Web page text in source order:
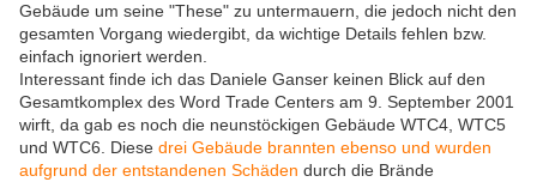
Gebäude um seine "These" zu untermauern, die jedoch nicht den
gesamten Vorgang wiedergibt, da wichtige Details fehlen bzw.
einfach ignoriert werden.
Interessant finde ich das Daniele Ganser keinen Blick auf den
Gesamtkomplex des Word Trade Centers am 9. September 2001
wirft, da gab es noch die neunstöckigen Gebäude WTC4, WTC5
und WTC6. Diese drei Gebäude brannten ebenso und wurden
aufgrund der entstandenen Schäden durch die Brände